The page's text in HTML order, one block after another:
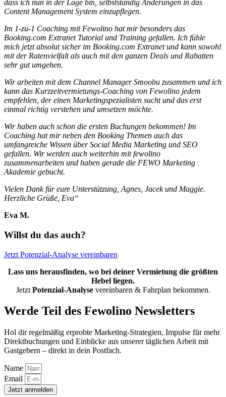
dass ich nun in der Lage bin, selbstständig Änderungen in das
Content Management System einzupflegen.
Im 1-zu-1 Coaching mit Fewolino hat mir besonders das
Booking.com Extranet Tutorial und Training gefallen. Ich fühle
mich jetzt absolut sicher im Booking.com Extranet und kann sowohl
mit der Ratenvielfalt als auch mit den ganzen Deals und Rabatten
sehr gut umgehen.
Wir arbeiten mit dem Channel Manager Smoobu zusammen und ich
kann das Kurzzeitvermietungs-Coaching von Fewolino jedem
empfehlen, der einen Marketingspezialisten sucht und das erst
einmal richtig verstehen und umsetzen möchte.
Wir haben auch schon die ersten Buchungen bekommen! Im
Coaching hat mir neben den Booking Themen auch das
umfangreiche Wissen über Social Media Marketing und SEO
gefallen. Wir werden auch weiterhin mit fewolino
zusammenarbeiten und haben gerade die FEWO Marketing
Akademie gebucht.
Vielen Dank für eure Unterstützung, Agnes, Jacek und Maggie.
Herzliche Grüße, Eva“
Eva M.
Willst du das auch?
Jetzt Potenzial-Analyse vereinbaren
Lass uns herausfinden, wo bei deiner Vermietung die größten
Hebel liegen.
Jetzt Potenzial-Analysevereinbaren & Fahrplan bekommen.
Werde Teil des Fewolino Newsletters
Hol dir regelmäßig erprobte Marketing-Strategien, Impulse für mehr
Direktbuchungen und Einblicke aus unserer täglichen Arbeit mit
Gastgebern – direkt in dein Postfach.
Name
Email
Jetzt anmelden